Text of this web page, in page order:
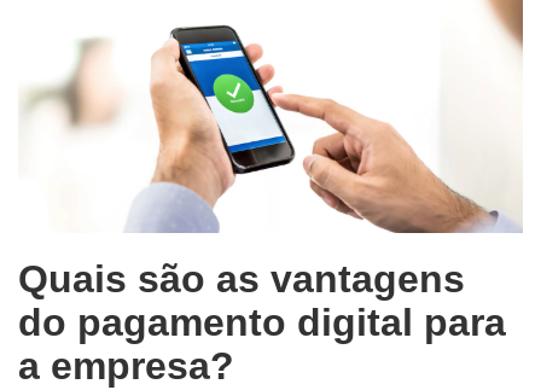
Quais são as vantagens
do pagamento digital para
a empresa?